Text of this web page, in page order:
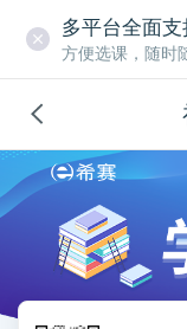
多平台全面支
方便选课，随时